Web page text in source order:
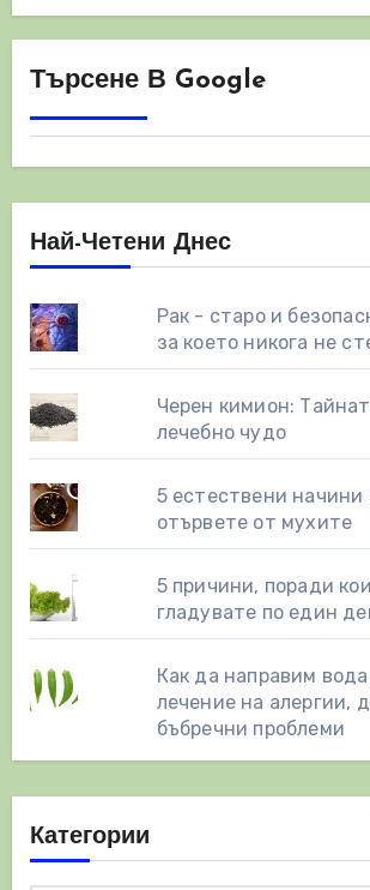
Търсене В Google
Най-Четени Днес
Рак - старо и
за което никога не
Черен кимион:
лечебно чудо
5 естествени начини
отървете от мухите
5 причини, поради
гладувате по един
Как да направим
лечение на алергии,
бъбречни проблеми
Категории